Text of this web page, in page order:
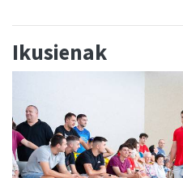
Ikusienak